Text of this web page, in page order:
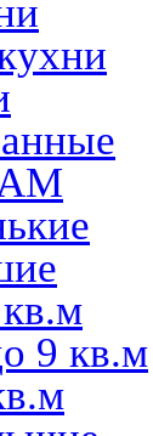
9 кв.м